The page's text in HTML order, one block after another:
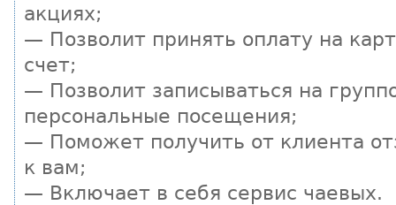
акциях;
— Позволит принять оплату на
счет;
— Позволит записываться на
персональные посещения;
— Поможет получить от клиента
к вам;
— Включает в себя сервис чаевых.